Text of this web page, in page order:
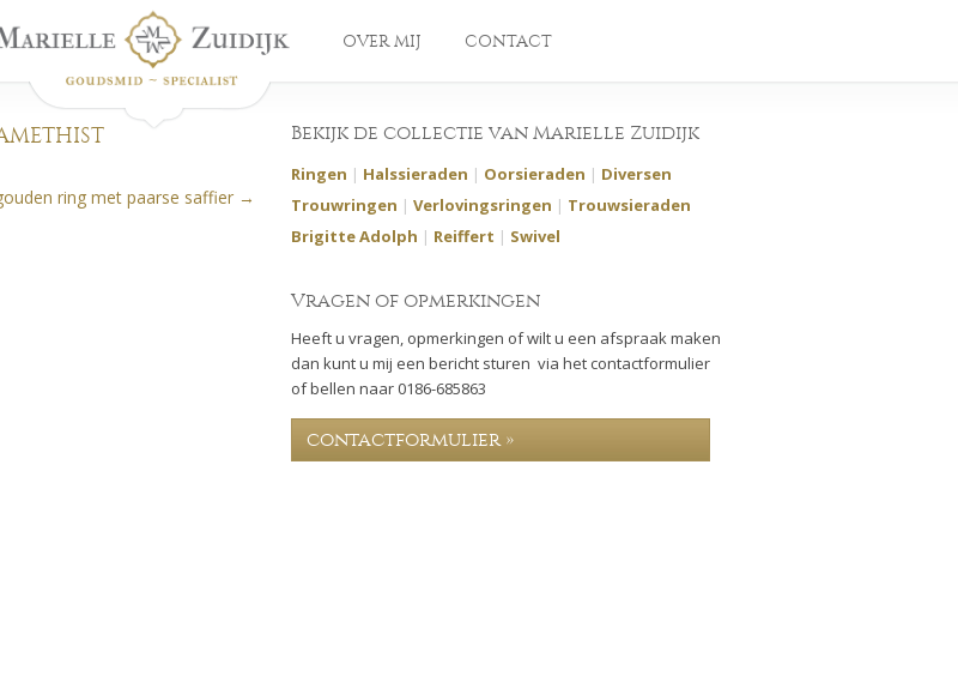
OVER MIJ CONTACT
ring met paarse saffier →
Bekijk de collectie van Marielle Zuidijk
Ringen | Halssieraden | Oorsieraden | Diversen
Trouwringen | Verlovingsringen | Trouwsieraden
Brigitte Adolph | Reiffert | Swivel
Vragen of opmerkingen
Heeft u vragen, opmerkingen of wilt u een afspraak maken
dan kunt u mij een bericht sturen via het contactformulier
of bellen naar 0186-685863
contactformulier »